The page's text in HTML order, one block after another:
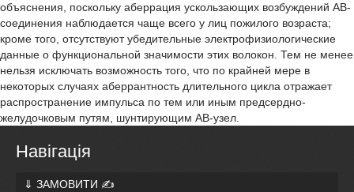
объяснения, поскольку аберрация ускользающих возбуждений АВ-
соединения наблюдается чаще всего у лиц пожилого возраста;
кроме того, отсутствуют убедительные электрофизиологические
данные о функциональной значимости этих волокон. Тем не менее
нельзя исключать возможность того, что по крайней мере в
некоторых случаях аберрантность длительного цикла отражает
распространение импульса по тем или иным предсердно-
желудочковым путям, шунтирующим АВ-узел.
Навігація
⇓ ЗАМОВИТИ ✍